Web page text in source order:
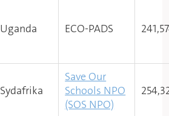
Uganda ECO-PADS
Sydafrika
Save Our
Schools NPO
(SOS NPO)